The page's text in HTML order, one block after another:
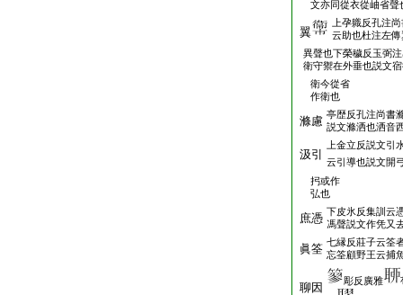
文亦同從衣從岫省聲
翼
上孕軄反孔注
云助也杜注左
異聲也下榮穢反玉弼
衛守禦在外垂也説文
衛今從省
作衛也
滌慮 亭歴反孔注尚書
説文滌洒也洒音
汲引
上金立反説文引
云引導也説文開
㧈或作
弘也
庶憑 下皮氷反集訓云
馮聲説文作凭又
眞筌 七縁反莊子云筌
忘筌顧野王云捕
聊因 彫反廣雅